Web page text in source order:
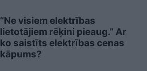
“Ne visiem elektrības
lietotājiem rēķini pieaug.” Ar
ko saistīts elektrības cenas
kāpums?